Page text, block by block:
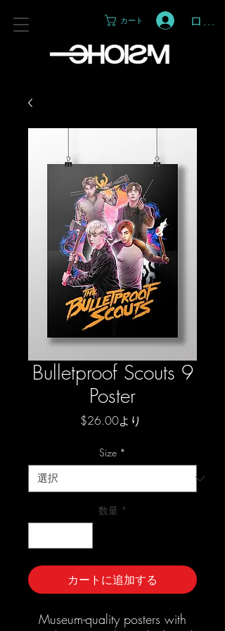
カート ログイ
Bulletproof Scouts 9
Poster
$26.00より
価
Size *
数量 *
カートに追加する
Museum-quality posters with